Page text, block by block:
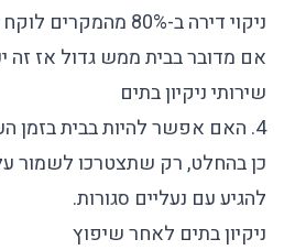
ניקוי דירה ב-80%
אם מדובר בבית ממש גדול אז זה
שירותי ניקיון בתים
4. האם אפשר להיות בבית בזמן העבודה?
כן בהחלט, רק שתצטרכו לשמור
להגיע עם נעליים סגורות.
ניקיון בתים לאחר שיפוץ